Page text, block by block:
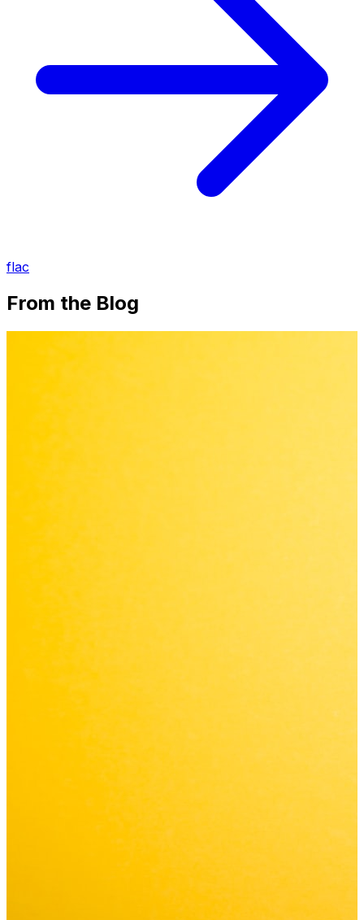
flac
From the Blog